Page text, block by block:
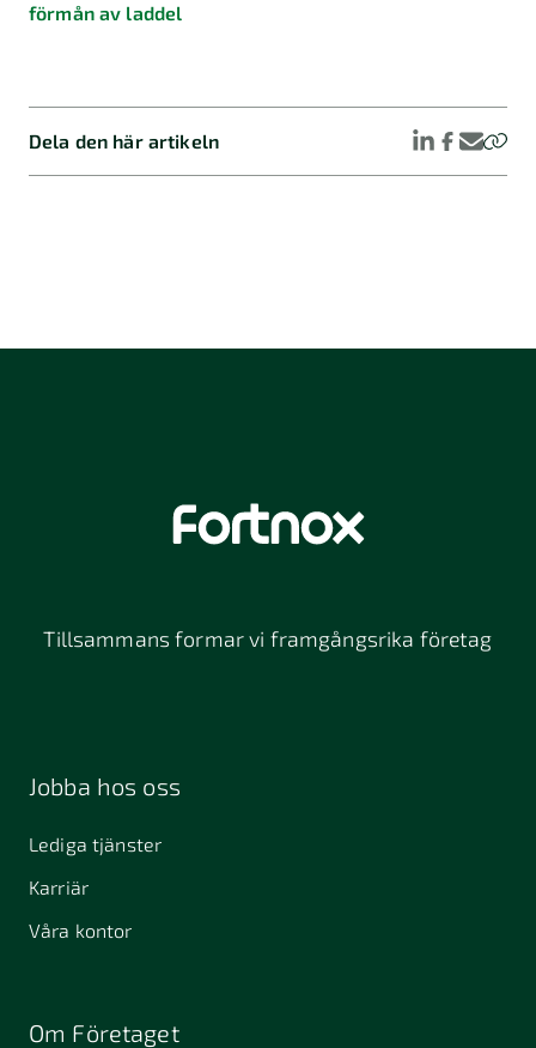
förmån av laddel
Dela den här artikeln
Tillsammans formar vi framgångsrika företag
Jobba hos oss
Lediga tjänster
Karriär
Våra kontor
Om Företaget